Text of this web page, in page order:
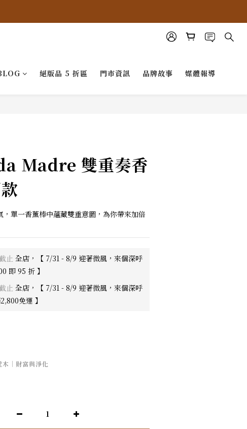
絕版品 5 折區 門市資訊 品牌故事 媒體報導
Madre 雙重奏香
，單一香薰棒中蘊藏雙重意圖，為你帶來加倍
止 全店，【 7/31 - 8/9 迎著微風，來個深呼
即 95 折 】
止 全店，【 7/31 - 8/9 迎著微風，來個深呼
免運 】
｜財富與淨化